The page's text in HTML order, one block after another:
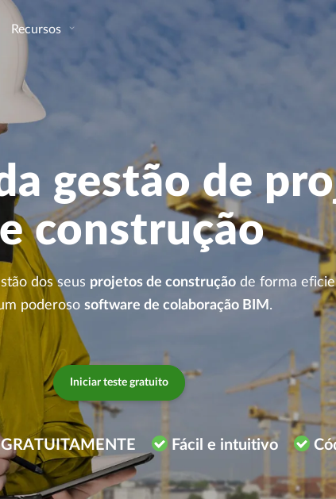
Recursos
gestão de
construção
dos seus projetos de construção de forma
poderoso software de colaboração BIM .
Iniciar teste gratuito
Fácil e intuitivo